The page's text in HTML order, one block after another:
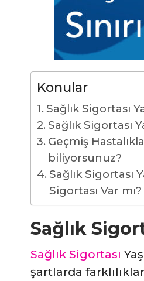
Konular
Sağlık Sigortası
Sağlık Sigortası
Geçmiş
biliyorsunuz?
Sağlık Sigortası
Sigortası Var mı?
Sağlık
Sağlık Sigortası
şartlarda